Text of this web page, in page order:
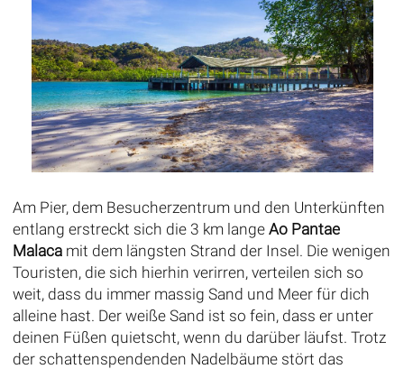
Am Pier, dem Besucherzentrum und den Unterkünften
entlang erstreckt sich die 3 km lange Ao Pantae
Malacamit dem längsten Strand der Insel. Die wenigen
Touristen, die sich hierhin verirren, verteilen sich so
weit, dass du immer massig Sand und Meer für dich
alleine hast. Der weiße Sand ist so fein, dass er unter
deinen Füßen quietscht, wenn du darüber läufst. Trotz
der schattenspendenden Nadelbäume stört das